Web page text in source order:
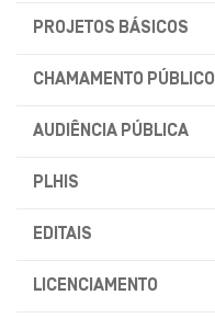
PROJETOS BÁSICOS
CHAMAMENTO PÚBLICO
AUDIÊNCIA PÚBLICA
PLHIS
EDITAIS
LICENCIAMENTO